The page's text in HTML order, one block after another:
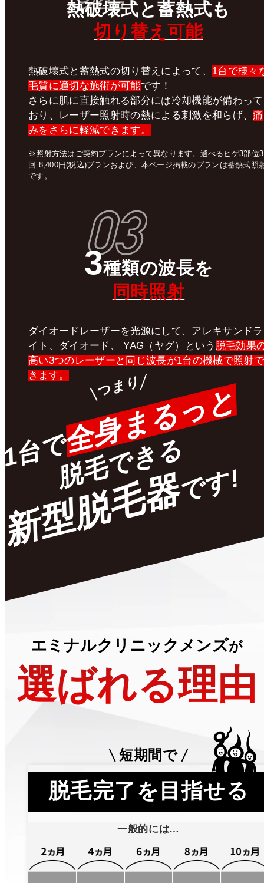
熱破壊式と蓄熱式も
切り替え可能
熱破壊式と蓄熱式の切り替えによって、 1台で様々
毛質に適切な施術が可能です！
さらに肌に直接触れる部分には冷却機能が備わって
おり、レーザー照射時の熱による刺激を和らげ、痛
みをさらに軽減できます。
※照射方法はご契約プランによって異なります。選べるヒゲ3部位3
回 8,400円(税込)プランおよび、本ページ掲載のプランは蓄熱式照
です。
03
3種類の波長を
同時照射
ダイオードレーザーを光源にして、アレキサンドラ
イト、ダイオード、 YAG（ヤグ）という 脱毛効果
高い3つのレーザーと同じ波長が1台の機械で照射で
きます。
つまり
1台で全身まるっと
脱毛できる
新型脱毛器です!
エミナルクリニックメンズが
選ばれる理由
短期間で
脱毛完了を目指せる
一般的には…